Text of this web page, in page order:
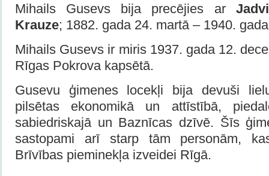
Mihails Gusevs bija precējies ar
Krauze; 1882. gada 24. martā – 1940.
Mihails Gusevs ir miris 1937. gada 12.
Rīgas Pokrova kapsētā.
Gusevu ģimenes locekļi bija devuši
pilsētas ekonomikā un attīstībā,
sabiedriskajā un Baznīcas dzīvē. Šīs
sastopami arī starp tām personām,
Brīvības pieminekļa izveidei Rīgā.